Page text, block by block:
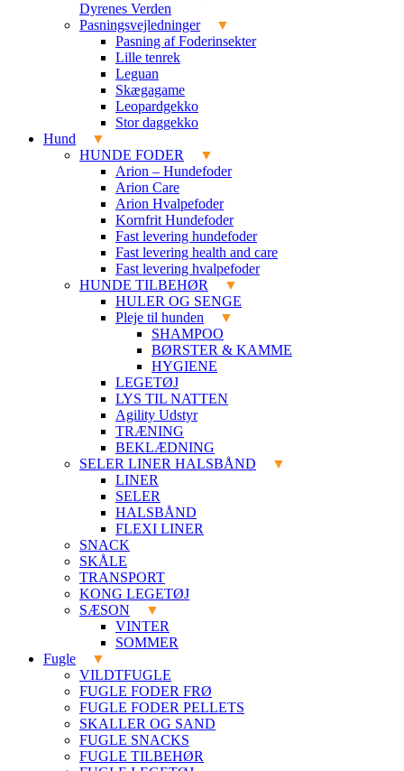
Dyrenes Verden
Pasningsvejledninger
Pasning af Foderinsekter
Lille tenrek
Leguan
Skægagame
Leopardgekko
Stor daggekko
Hund
HUNDE FODER
Arion – Hundefoder
Arion Care
Arion Hvalpefoder
Kornfrit Hundefoder
Fast levering hundefoder
Fast levering health and care
Fast levering hvalpefoder
HUNDE TILBEHØR
HULER OG SENGE
Pleje til hunden
SHAMPOO
BØRSTER & KAMME
HYGIENE
LEGETØJ
LYS TIL NATTEN
Agility Udstyr
TRÆNING
BEKLÆDNING
SELER LINER HALSBÅND
LINER
SELER
HALSBÅND
FLEXI LINER
SNACK
SKÅLE
TRANSPORT
KONG LEGETØJ
SÆSON
VINTER
SOMMER
Fugle
VILDTFUGLE
FUGLE FODER FRØ
FUGLE FODER PELLETS
SKALLER OG SAND
FUGLE SNACKS
FUGLE TILBEHØR